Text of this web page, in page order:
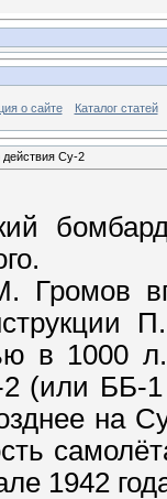
о сайте Каталог статей
Су-2
Громов
в 1000
2 (или ББ-
на
1942